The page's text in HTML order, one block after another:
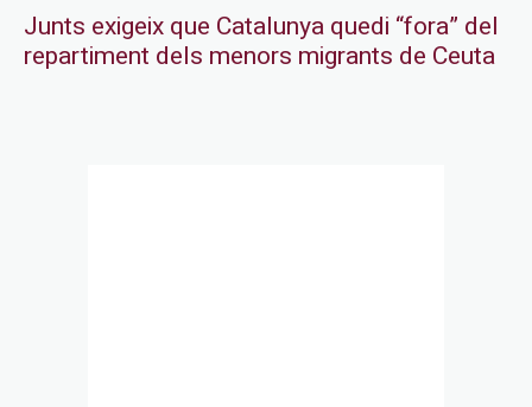
Junts exigeix que Catalunya quedi “fora” del
repartiment dels menors migrants de Ceuta